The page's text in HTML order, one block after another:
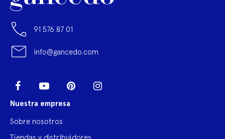
91 576 87 01
info@gancedo.com
Facebook YouTube Pinterest
Nuestra empresa
Sobre nosotros
Tiendas y distribuidores